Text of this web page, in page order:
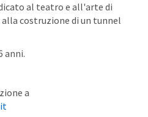
al teatro e all'arte di
alla costruzione di un tunnel
anni.
a